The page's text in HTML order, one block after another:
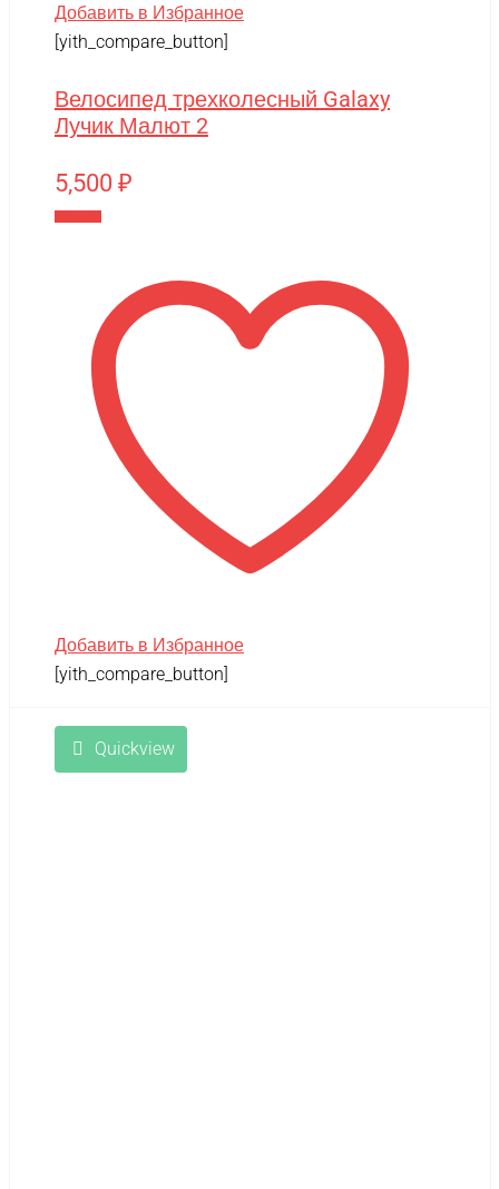
Добавить в Избранное
[yith_compare_button]
Велосипед трехколесный Galaxy
Лучик Малют 2
5,500 ₽
Добавить в Избранное
[yith_compare_button]
Quickview